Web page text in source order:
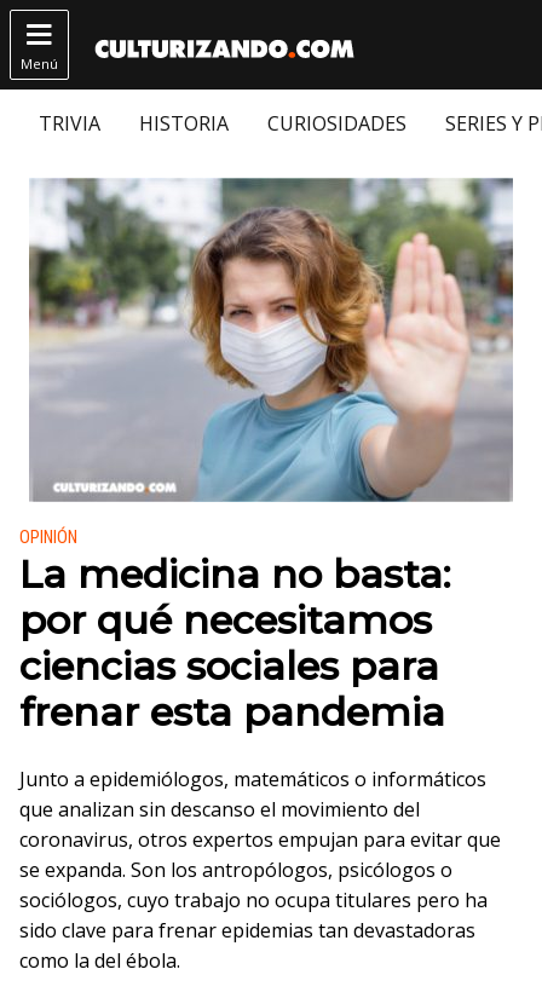

Menú
TRIVIA HISTORIA CURIOSIDADES SERIES Y
Publicado en:
OPINIÓN
La medicina no basta:
por qué necesitamos
ciencias sociales para
frenar esta pandemia
Junto a epidemiólogos, matemáticos o informáticos
que analizan sin descanso el movimiento del
coronavirus, otros expertos empujan para evitar que
se expanda. Son los antropólogos, psicólogos o
sociólogos, cuyo trabajo no ocupa titulares pero ha
sido clave para frenar epidemias tan devastadoras
como la del ébola.